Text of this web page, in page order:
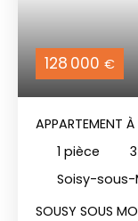
128 000 €
APPARTEMENT
1 pièce
Soisy-
SOUSY SOUS